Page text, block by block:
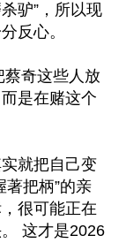
驴”，所以现
反心。
奇这些人放
是在赌这个
就把自己变
著把柄”的亲
很可能正在
这才是2026